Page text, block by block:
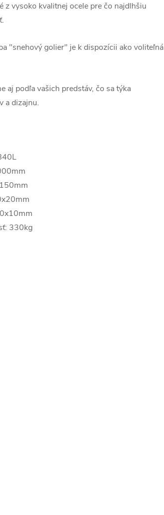
z vysoko kvalitnej ocele pre čo najdlhšiu
"snehový golier" je k dispozícii ako voliteľná
aj podľa vašich predstáv, čo sa týka
a dizajnu.
330kg